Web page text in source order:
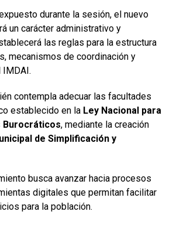
durante la sesión, el nuevo
un carácter administrativo y
las reglas para la estructura
mecanismos de coordinación y
IMDAI.
contempla adecuar las facultades
establecido en la Ley Nacional para
Burocráticos, mediante la creación
de Simplificación y
busca avanzar hacia procesos
digitales que permitan facilitar
para la población.